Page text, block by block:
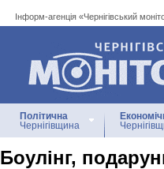
Інформ-агенція «Чернігівський
Інформ-агенція
«Чернігівський
Політична
Чернігівщина
Боулінг,